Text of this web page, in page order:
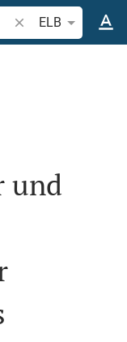
Bibelstelle oder
ELB
und